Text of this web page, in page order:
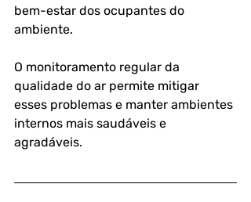
bem-estar dos ocupantes do
ambiente.
O monitoramento regular da
qualidade do ar permite mitigar
esses problemas e manter ambientes
internos mais saudáveis e
agradáveis.